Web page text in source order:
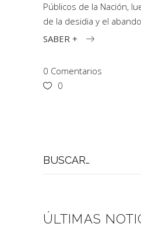
Públicos de la Nación,
de la desidia y el
SABER +
0 Comentarios
0
por:
ÚLTIMAS